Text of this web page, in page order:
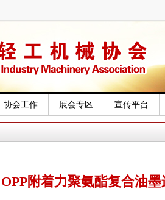
协会工作 展会专区 宣传平台
附着力聚氨酯复合油